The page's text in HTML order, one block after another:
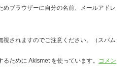
めブラウザーに自分の名前、メールアドレ
視されますのでご注意ください。（スパム
ために Akismet を使っています。 コメン